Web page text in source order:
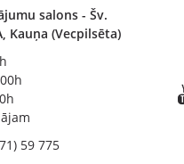
salons - Šv.
Kauņa (Vecpilsēta)
59 775